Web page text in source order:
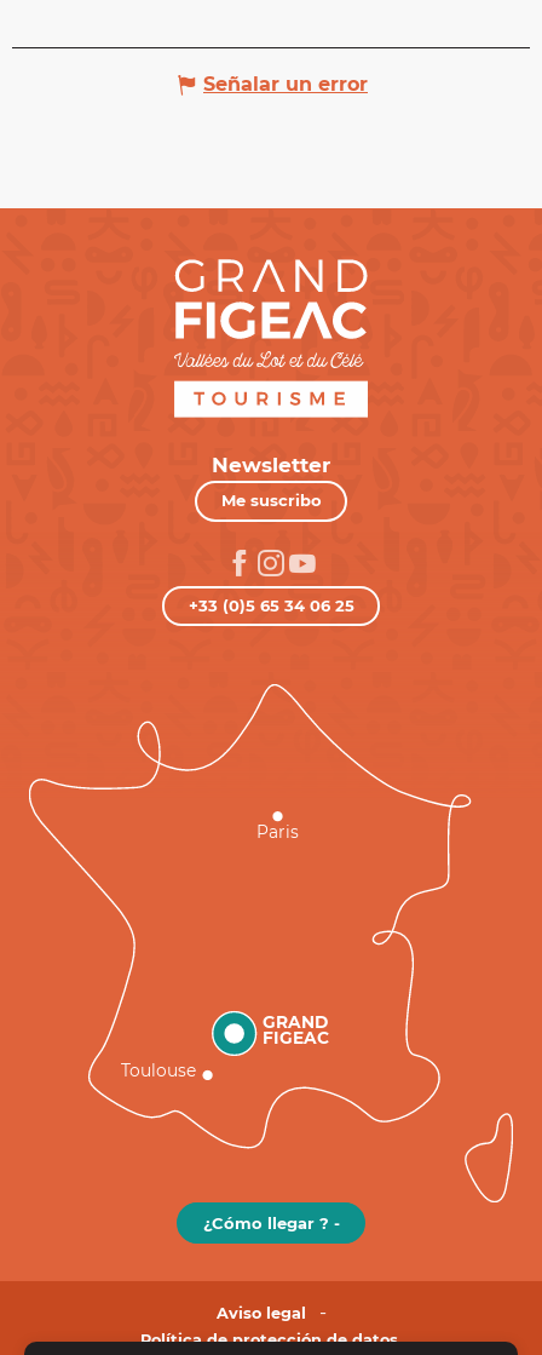
Señalar un error
Newsletter
Me suscribo
+33 (0)5 65 34 06 25
GRAND
FIGEAC
Toulouse
Paris
¿Cómo llegar ? -
Aviso legal
Política de protección de datos.